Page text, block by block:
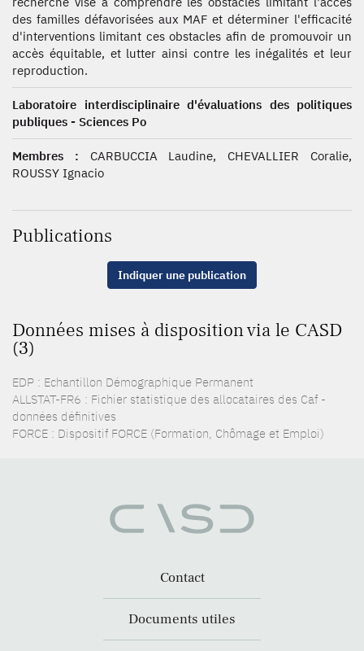
des familles défavorisées aux MAF et déterminer l'efficacité
d'interventions limitant ces obstacles afin de promouvoir un
accès équitable, et lutter ainsi contre les inégalités et leur
reproduction.
Laboratoire interdisciplinaire d'évaluations des politiques
publiques - Sciences Po
Membres : CARBUCCIA Laudine, CHEVALLIER Coralie,
ROUSSY Ignacio
Publications
Indiquer une publication
Données mises à disposition via le CASD
(3)
EDP : Echantillon Démographique Permanent
ALLSTAT-FR6 : Fichier statistique des allocataires des Caf -
données définitives
FORCE : Dispositif FORCE (Formation, Chômage et Emploi)
Contact
Documents utiles